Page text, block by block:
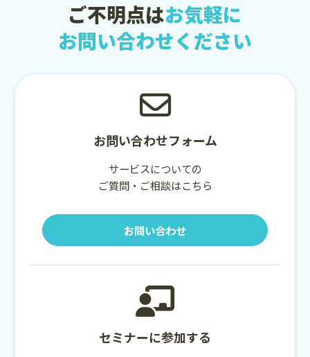
ご不明点はお気軽に
お問い合わせください
お問い合わせフォーム
サービスについての
ご質問・ご相談はこちら
お問い合わせ
セミナーに参加する